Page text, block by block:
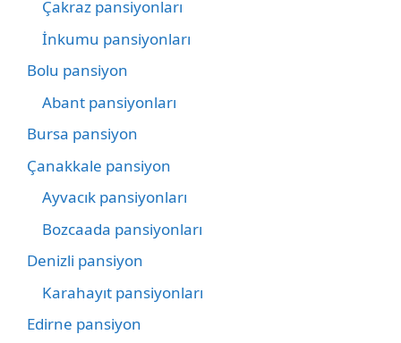
Çakraz pansiyonları
İnkumu pansiyonları
Bolu pansiyon
Abant pansiyonları
Bursa pansiyon
Çanakkale pansiyon
Ayvacık pansiyonları
Bozcaada pansiyonları
Denizli pansiyon
Karahayıt pansiyonları
Edirne pansiyon